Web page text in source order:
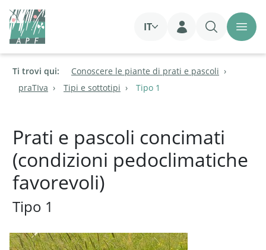
IT
Login
Ti trovi qui:
Conoscere le piante di prati e pascoli
praTIva
Tipi e sottotipi Tipo 1
Prati e pascoli concimati
(condizioni pedoclimatiche
favorevoli)
Tipo 1